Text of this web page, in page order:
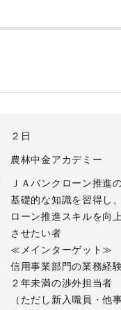
２日
農林中金アカデミー
ＪＡバンクローン推進
基礎的な知識を習得し、
ローン推進スキルを向上
させたい者
≪メインターゲット≫
信用事業部門の業務経
２年未満の渉外担当者
（ただし新入職員・他